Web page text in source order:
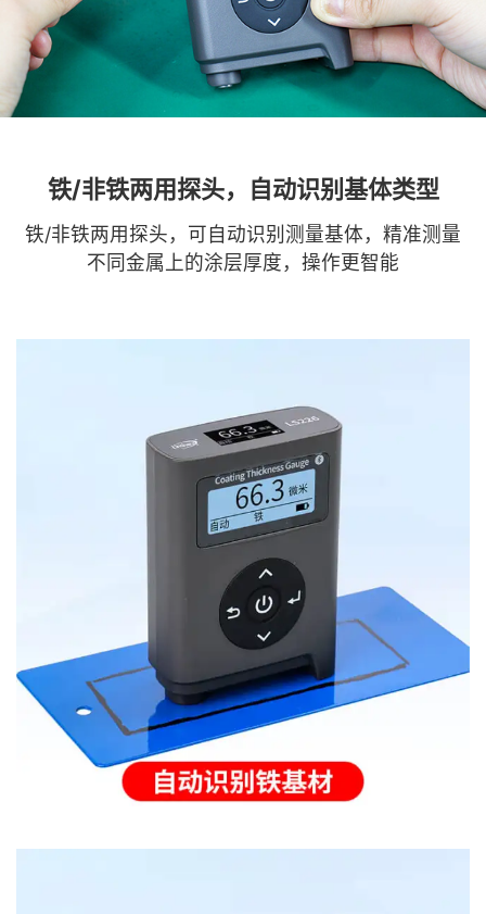
铁/非铁两用探头，自动识别基体类型
铁/非铁两用探头，可自动识别测量基体，精准测量
不同金属上的涂层厚度，操作更智能